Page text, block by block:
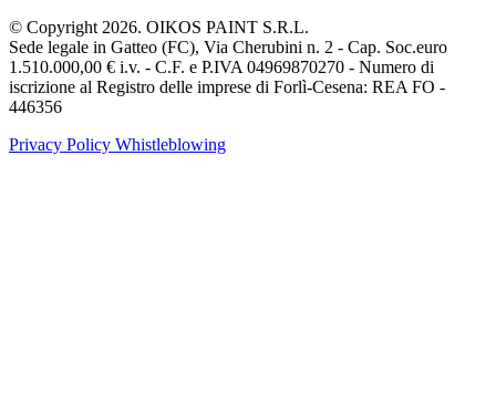
© Copyright 2026. OIKOS PAINT S.R.L.
Sede legale in Gatteo (FC), Via Cherubini n. 2 - Cap. Soc.euro
1.510.000,00 € i.v. - C.F. e P.IVA 04969870270 - Numero di
iscrizione al Registro delle imprese di Forlì-Cesena: REA FO -
446356
Privacy Policy Whistleblowing